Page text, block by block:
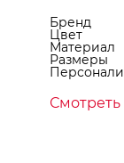
Бренд
Цвет
Материал
Размеры
Смотреть